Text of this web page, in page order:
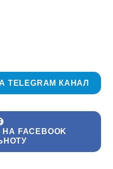
TELEGRAM КАНАЛ
FACEBOOK